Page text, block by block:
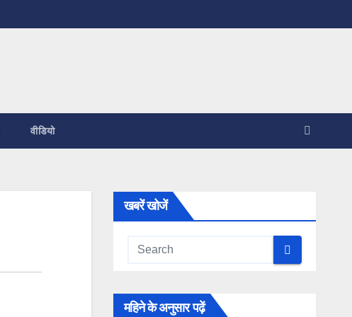
वीडियो
खबरें खोजें
महिने के अनुसार पढ़ें